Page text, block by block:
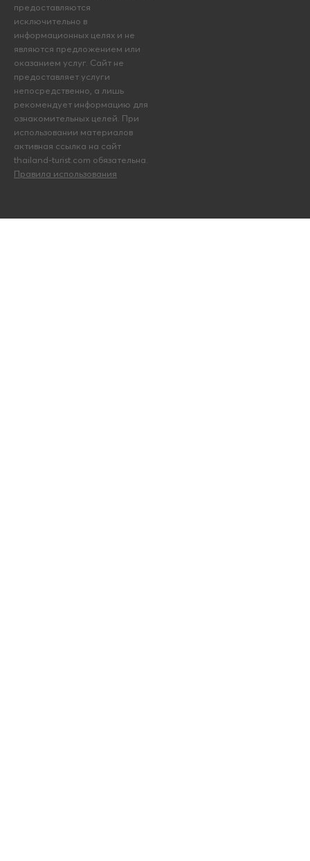
предоставляются
исключительно в
информационных целях и не
являются предложением или
оказанием услуг. Сайт не
предоставляет услуги
непосредственно, а лишь
рекомендует информацию для
ознакомительных целей. При
использовании материалов
активная ссылка на сайт
thailand-turist.com обязательна.
Правила использования